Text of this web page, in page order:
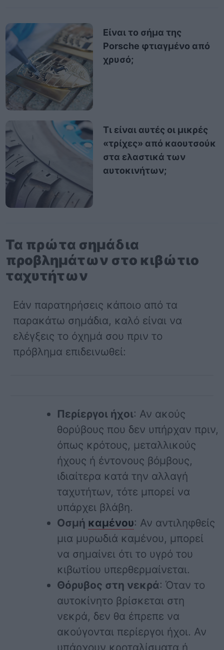
Είναι το σήμα της
Porsche φτιαγμένο από
χρυσό;
Τι είναι αυτές οι μικρές
«τρίχες» από καουτσούκ
στα ελαστικά των
αυτοκινήτων;
Τα πρώτα σημάδια
προβλημάτων στο κιβώτιο
ταχυτήτων
Εάν παρατηρήσεις κάποιο από τα
παρακάτω σημάδια, καλό είναι να
ελέγξεις το όχημά σου πριν το
πρόβλημα επιδεινωθεί:
Περίεργοι ήχοι: Αν ακούς
θορύβους που δεν υπήρχαν πριν,
όπως κρότους, μεταλλικούς
ήχους ή έντονους βόμβους,
ιδιαίτερα κατά την αλλαγή
ταχυτήτων, τότε μπορεί να
υπάρχει βλάβη.
Οσμή καμένου: Αν αντιληφθείς
μια μυρωδιά καμένου, μπορεί
να σημαίνει ότι το υγρό του
κιβωτίου υπερθερμαίνεται.
Θόρυβος στη νεκρά: Όταν το
αυτοκίνητο βρίσκεται στη
νεκρά, δεν θα έπρεπε να
ακούγονται περίεργοι ήχοι. Αν
υπάρχουν κροταλίσματα ή